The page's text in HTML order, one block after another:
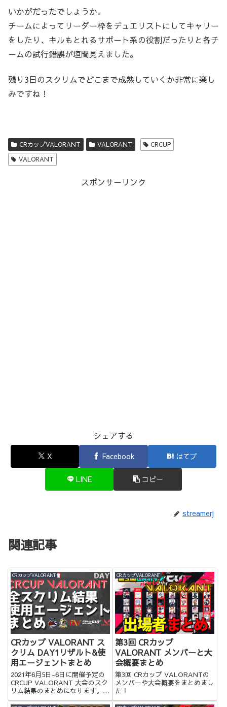
いかがだったでしょうか。
チームによってリーダー枠をデュエリストにしてキャリー
をしたり、キルもとれるサポート系の役割だったりと各チ
ームの試行錯誤が垣間見えました。
残り3日のスクリムでどこまで成熟していくか非常に楽し
みですね！
CRカップVALORANT VALORANT
CRCUP
VALORANT
スポンサーリンク
シェアする
X Facebook はてブ
LINE コピー
streamerj
関連記事
CRカップVALORANT
CRカップ VALORANT ス
クリム DAY1リザルト&使
用エージェントまとめ
2021年6月5日-6日に開催予定の
CRCUP VALORANT 大会のスク
リム結果のまとめになります。是
非ご覧ください。
CRカップVALORANT
第3回 CRカップ
VALORANT メンバーと大
会概要まとめ
第3回 CRカップ VALORANTの
メンバーや大会概要をまとめまし
た！